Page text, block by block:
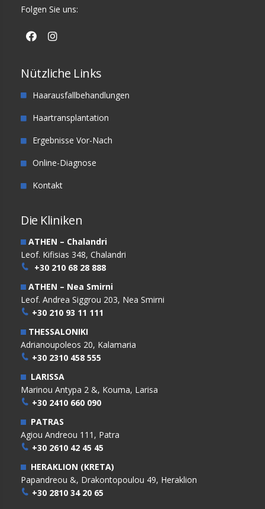
Folgen Sie uns:
Nützliche Links
Haarausfallbehandlungen
Haartransplantation
Ergebnisse Vor-Nach
Online-Diagnose
Kontakt
Die Kliniken
ATHEN – Chalandri
Leof. Kifisias 348, Chalandri
+30 210 68 28 888
ATHEN – Nea Smirni
Leof. Andrea Siggrou 203, Nea Smirni
+30 210 93 11 111
THESSALONIKI
Adrianoupoleos 20, Kalamaria
+30 2310 458 555
LARISSA
Marinou Antypa 2 &, Kouma, Larisa
+30 2410 660 090
PATRAS
Agiou Andreou 111, Patra
+30 2610 42 45 45
HERAKLION (KRETA)
Papandreou &, Drakontopoulou 49, Heraklion
+30 2810 34 20 65